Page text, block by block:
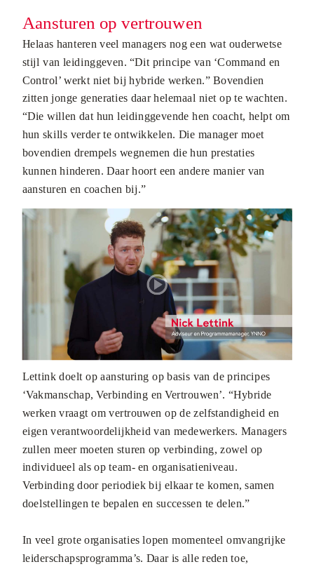
Aansturen op vertrouwen
Helaas hanteren veel managers nog een wat ouderwetse
stijl van leidinggeven. “Dit principe van ‘Command en
Control’ werkt niet bij hybride werken.” Bovendien
zitten jonge generaties daar helemaal niet op te wachten.
“Die willen dat hun leidinggevende hen coacht, helpt om
hun skills verder te ontwikkelen. Die manager moet
bovendien drempels wegnemen die hun prestaties
kunnen hinderen. Daar hoort een andere manier van
aansturen en coachen bij.”
Lettink doelt op aansturing op basis van de principes
‘Vakmanschap, Verbinding en Vertrouwen’. “Hybride
werken vraagt om vertrouwen op de zelfstandigheid en
eigen verantwoordelijkheid van medewerkers. Managers
zullen meer moeten sturen op verbinding, zowel op
individueel als op team- en organisatieniveau.
Verbinding door periodiek bij elkaar te komen, samen
doelstellingen te bepalen en successen te delen.”
In veel grote organisaties lopen momenteel omvangrijke
leiderschapsprogramma’s. Daar is alle reden toe,